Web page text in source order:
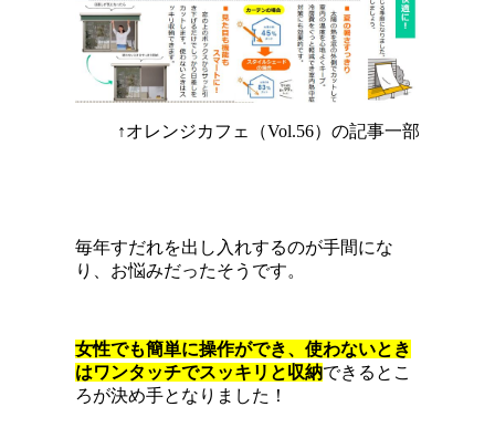
↑オレンジカフェ（Vol.56）の記事一部
毎年すだれを出し入れするのが手間にな
り、お悩みだったそうです。
女性でも簡単に操作ができ、使わないとき
はワンタッチでスッキリと収納できるとこ
ろが決め手となりました！